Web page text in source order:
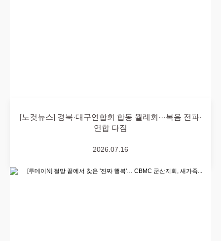
[노컷뉴스] 경북·대구연합회 합동 월례회···복음 전파·
연합 다짐
2026.07.16